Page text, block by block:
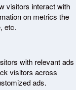
visitors interact with
on metrics the
etc.
with relevant ads
visitors across
ads.